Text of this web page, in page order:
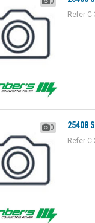
Refer C
0 25408
Refer C